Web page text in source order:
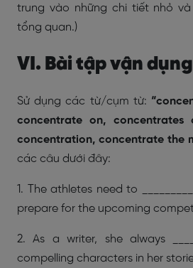
trung vào những chi tiết nhỏ
tổng quan.)
VI. Bài tập vận dụng
Sử dụng các từ/cụm từ:
concentrate on, concentrates
concentration, concentrate the
các câu dưới đây:
1. The athletes need to
prepare for the upcoming
2. As a writer, she always
compelling characters in her